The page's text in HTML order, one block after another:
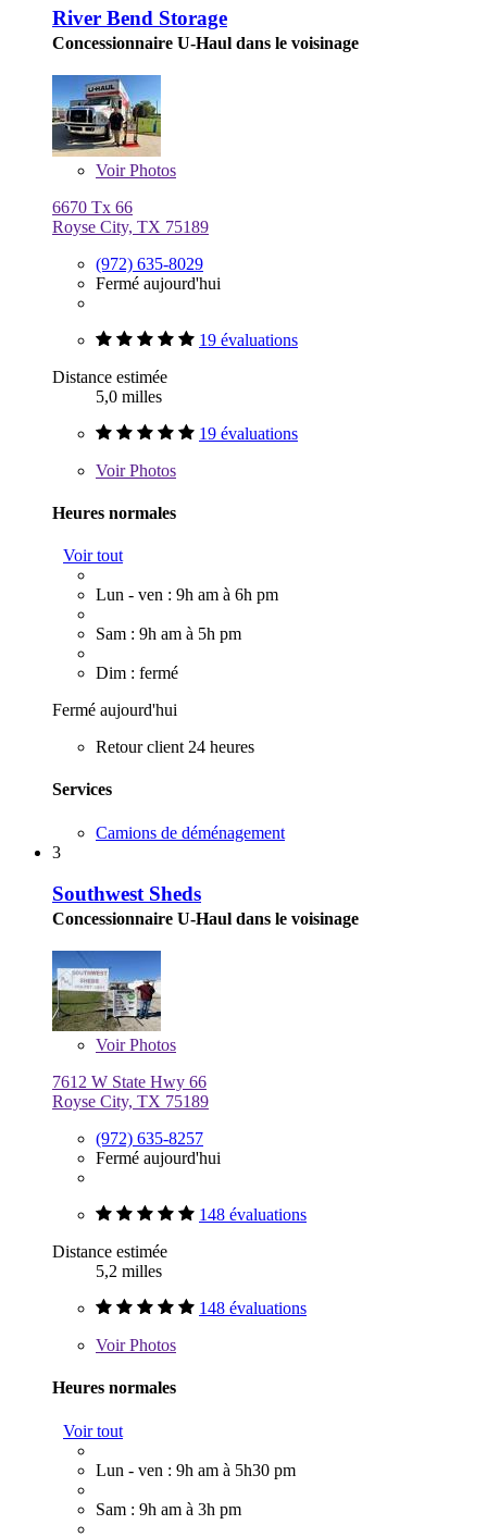
River Bend Storage
Concessionnaire U-Haul dans le voisinage
VoirPhotos
6670 Tx 66
Royse City, TX 75189
(972) 635-8029
Fermé aujourd'hui
19 évaluations
Distance estimée
5,0 milles
19 évaluations
VoirPhotos
Heures normales
Voir tout
Lun - ven : 9h am à 6h pm
Sam : 9h am à 5h pm
Dim : fermé
Fermé aujourd'hui
Retour client 24 heures
Services
Camions de déménagement
3
Southwest Sheds
Concessionnaire U-Haul dans le voisinage
VoirPhotos
7612 W State Hwy 66
Royse City, TX 75189
(972) 635-8257
Fermé aujourd'hui
148 évaluations
Distance estimée
5,2 milles
148 évaluations
VoirPhotos
Heures normales
Voir tout
Lun - ven : 9h am à 5h30 pm
Sam : 9h am à 3h pm